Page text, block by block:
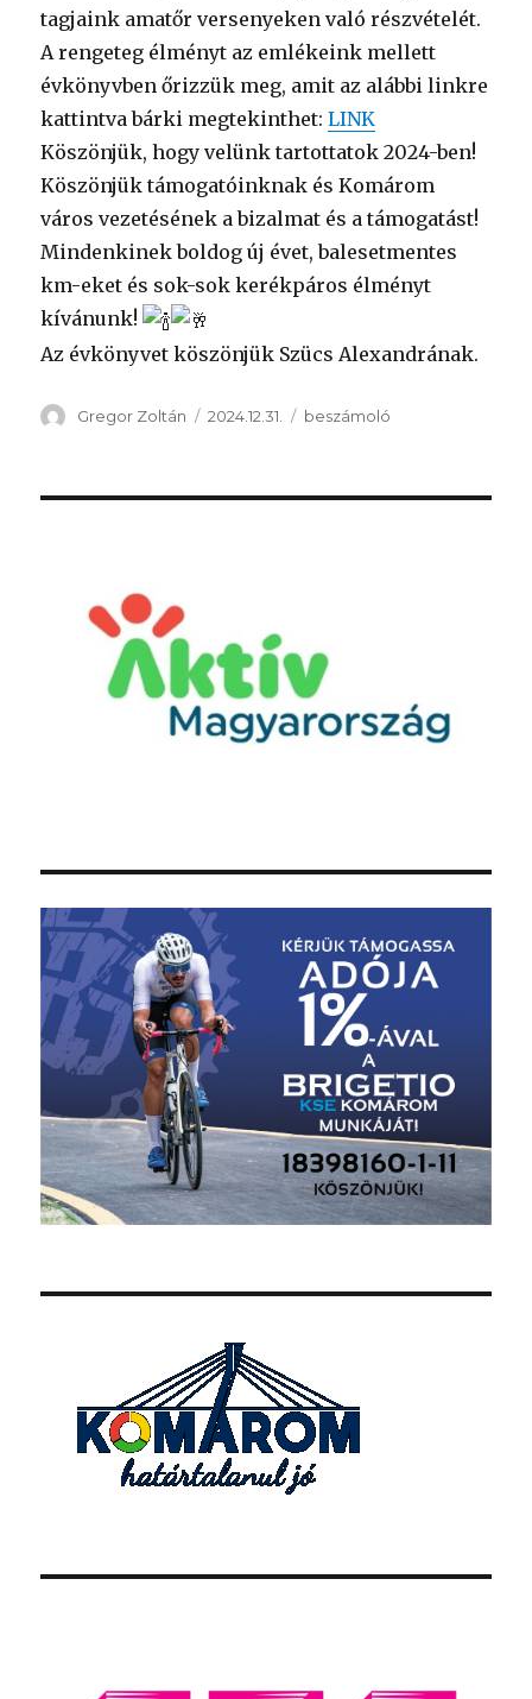
tagjaink amatőr versenyeken való részvételét.
A rengeteg élményt az emlékeink mellett
évkönyvben őrizzük meg, amit az alábbi linkre
kattintva bárki megtekinthet:LINK
Köszönjük, hogy velünk tartottatok 2024-ben!
Köszönjük támogatóinknak és Komárom
város vezetésének a bizalmat és a támogatást!
Mindenkinek boldog új évet, balesetmentes
km-eket és sok-sok kerékpáros élményt
kívánunk!
Az évkönyvet köszönjük Szücs Alexandrának.
Szerző
Gregor Zoltán Közzétéve
2024.12.31. Kategória
beszámoló